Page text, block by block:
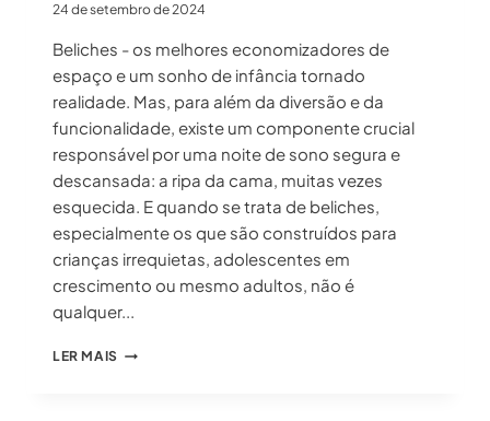
24 de setembro de 2024
Beliches - os melhores economizadores de
espaço e um sonho de infância tornado
realidade. Mas, para além da diversão e da
funcionalidade, existe um componente crucial
responsável por uma noite de sono segura e
descansada: a ripa da cama, muitas vezes
esquecida. E quando se trata de beliches,
especialmente os que são construídos para
crianças irrequietas, adolescentes em
crescimento ou mesmo adultos, não é
qualquer...
LER MAIS RIPAS